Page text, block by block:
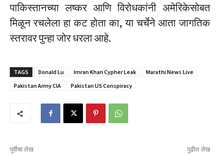
पाकिस्तानच्या लष्कर आणि विरोधकांनी अमेरिकेसोबत
मिळून रचलेला हा कट होता का, या चर्चेने आता जागतिक
स्तरावर पुन्हा जोर धरला आहे.
TAGS Donald Lu Imran Khan Cypher Leak
Marathi News Live
Pakistan Army CIA
Pakistan US Conspiracy
पूर्वीचा लेख पुढील लेख